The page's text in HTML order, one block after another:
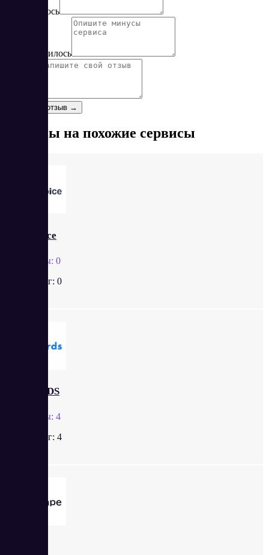
Понравилось
Не понравилось
Оставить отзыв →
Отзывы на похожие сервисы
Zinvoice
Отзывы: 0
Рейтинг: 0
XCARDS
Отзывы: 4
Рейтинг: 4